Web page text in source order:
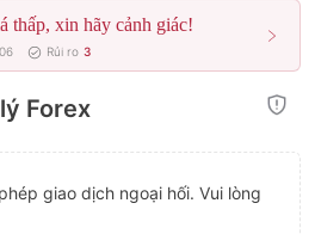
thấp, xin hãy cảnh giác!
Rủi ro 3
Forex
giao dịch ngoại hối. Vui lòng